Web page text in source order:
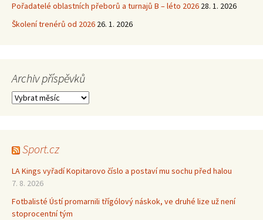
Pořadatelé oblastních přeborů a turnajů B – léto 2026 28. 1. 2026
Školení trenérů od 2026 26. 1. 2026
Archiv příspěvků
Archiv
Sport.cz
LA Kings vyřadí Kopitarovo číslo a postaví mu sochu před halou
7. 8. 2026
Fotbalisté Ústí promarnili třígólový náskok, ve druhé lize už není
stoprocentní tým